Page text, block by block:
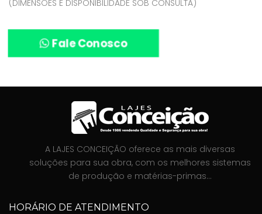
(DIMENSÕES E DISPONIBILIDADE SOB CONSULTA)
Fale Conosco
A LAJES CONCEIÇÃO oferece as mais diversas
soluções para sua obra, com os melhores sistemas
de produção e matérias-primas...
HORÁRIO DE ATENDIMENTO